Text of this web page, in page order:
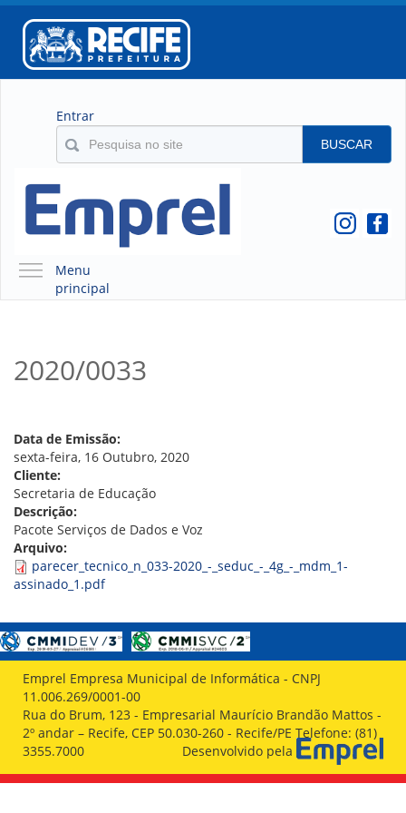
Entrar
BUSCAR
Menu
principal
O QUE É A EMPREL
CONSELHOS
LOCALIZAÇÃO
GESTORES
GOVERNANÇA
NOTÍCIAS
COMPRAS
LICITAÇÕES
ATAS DE REGISTRO DE PREÇOS
CONTRATO
GESTÃO DE PESSOAS
COLABORADORES
PLR
2020/0033
Data de Emissão:
sexta-feira, 16 Outubro, 2020
Cliente:
Secretaria de Educação
Descrição:
Pacote Serviços de Dados e Voz
Arquivo:
parecer_tecnico_n_033-2020_-_seduc_-_4g_-_mdm_1-
assinado_1.pdf
Emprel Empresa Municipal de Informática - CNPJ
11.006.269/0001-00
Rua do Brum, 123 - Empresarial Maurício Brandão Mattos -
2º andar – Recife, CEP 50.030-260 - Recife/PE Telefone: (81)
3355.7000
Desenvolvido pela